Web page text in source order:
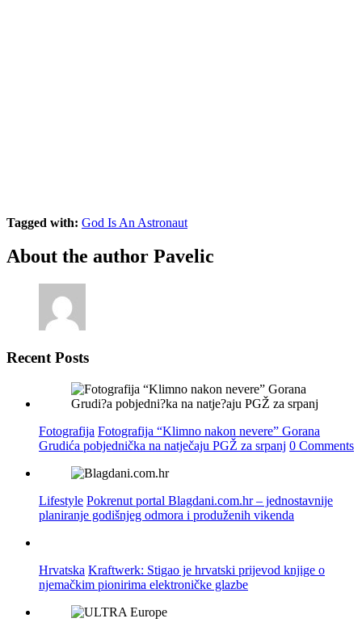
Tagged with: God Is An Astronaut
About the author Pavelic
Recent Posts
Fotografija Fotografija “Klimno nakon nevere” Gorana
Grudića pobjednička na natječaju PGŽ za srpanj 0 Comments
Lifestyle Pokrenut portal Blagdani.com.hr – jednostavnije
planiranje godišnjeg odmora i produženih vikenda
Hrvatska Kraftwerk: Stigao je hrvatski prijevod knjige o
njemačkim pionirima elektroničke glazbe